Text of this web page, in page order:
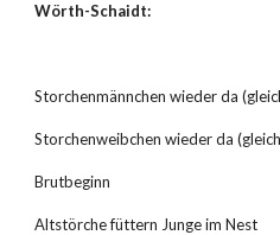
Wörth-Schaidt:
Storchenmännchen wieder da
Storchenweibchen wieder da
Brutbeginn
Altstörche füttern Junge im Nest